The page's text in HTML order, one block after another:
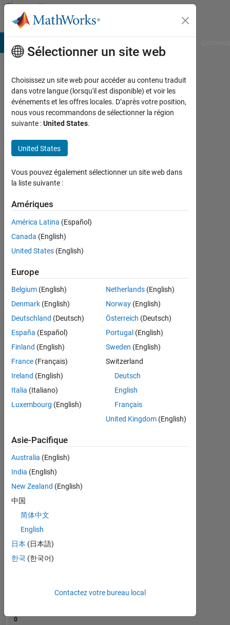
Passer au contenu
Community
Profile
Yeltsin
Last
seen:
9
mois
il y a
Actif
depuis
0
Following:
Follow
Tableau de bord
All MATLAB Answers
CONTRIBUTIONS L
0
1
RANG
483
0
Sélectionner un site web
Choisissez un site web pour accéder au contenu traduit
dans votre langue (lorsqu'il est disponible) et voir les
événements et les offres locales. D’après votre position,
nous vous recommandons de sélectionner la région
suivante :United States.
United States
Vous pouvez également sélectionner un site web dans
la liste suivante :
Amériques
América Latina (Español)
Canada (English)
United States (English)
Europe
Belgium (English)
Denmark (English)
Deutschland (Deutsch)
España (Español)
Finland (English)
France (Français)
Ireland (English)
Italia (Italiano)
Luxembourg (English)
Netherlands(English)
Norway(English)
Österreich (Deutsch)
Portugal (English)
Sweden (English)
Switzerland
Deutsch
English
Français
United Kingdom(English)
Asie-Pacifique
Australia (English)
India (English)
New Zealand (English)
中国
简体中文
English
日本 (日本語)
한국 (한국어)
Contactez votre bureau local